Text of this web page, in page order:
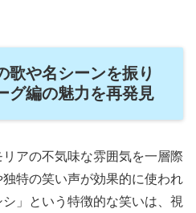
歌や名シーンを振り
グ編の魅力を再発見
アの不気味な雰囲気を一層際
特の笑い声が効果的に使われ
」という特徴的な笑いは、視